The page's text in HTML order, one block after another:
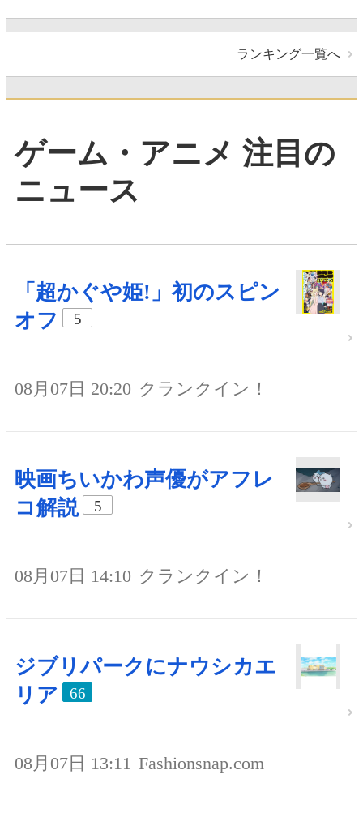
ランキング一覧へ
ゲーム・アニメ 注目の
ニュース
「超かぐや姫!」初のスピン
オフ
5
08月07日 20:20 クランクイン！
映画ちいかわ声優がアフレ
コ解説
5
08月07日 14:10 クランクイン！
ジブリパークにナウシカエ
リア
66
08月07日 13:11 Fashionsnap.com